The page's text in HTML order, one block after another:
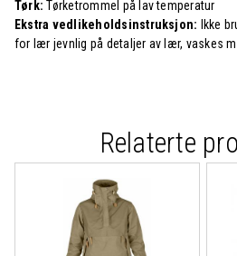
Tørk:Tørketrommel på lav temperatur
Ekstra vedlikeholdsinstruksjon:
Ikke
for lær jevnlig på detaljer av lær, vaskes
Relaterte